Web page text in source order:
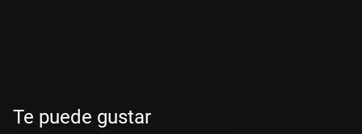
Te puede gustar